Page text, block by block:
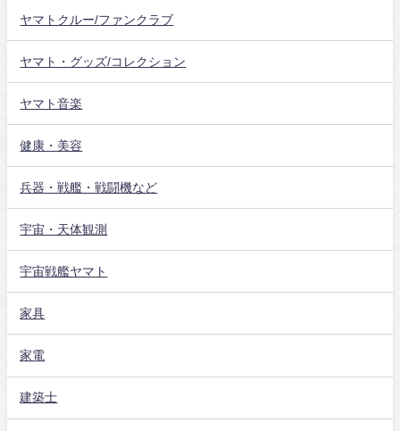
ヤマトクルー/ファンクラブ
ヤマト・グッズ/コレクション
ヤマト音楽
健康・美容
兵器・戦艦・戦闘機など
宇宙・天体観測
宇宙戦艦ヤマト
家具
家電
建築士